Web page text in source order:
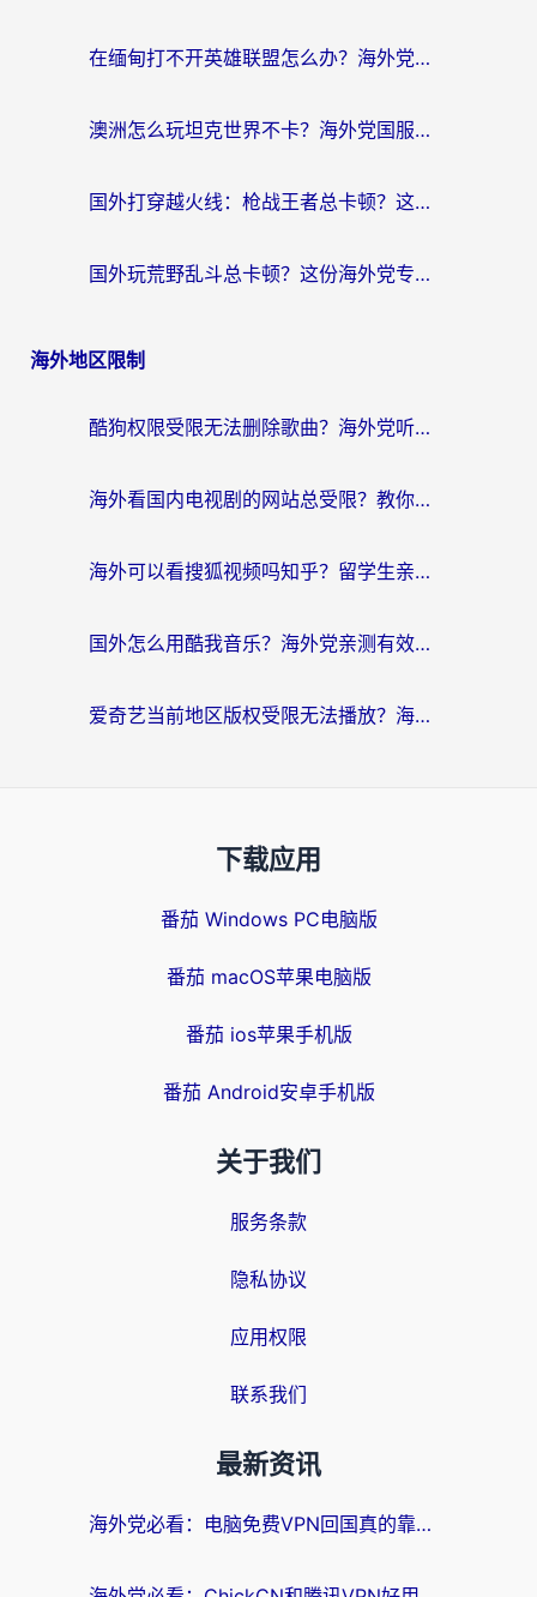
在缅甸打不开英雄联盟怎么办？海外党亲测有效的国服游戏加速指南
澳洲怎么玩坦克世界不卡？海外党国服游戏加速终极指南（附逆战奇妙碰碰车解决方案）
国外打穿越火线：枪战王者总卡顿？这篇加速器推荐下载指南帮你解决延迟难题
国外玩荒野乱斗总卡顿？这份海外党专属的国服游戏加速攻略请收好
海外地区限制
酷狗权限受限无法删除歌曲？海外党听国内音乐的终极解决方案来了
海外看国内电视剧的网站总受限？教你选对回国加速器，轻松追热剧
海外可以看搜狐视频吗知乎？留学生亲测有效的回国加速器选择指南
国外怎么用酷我音乐？海外党亲测有效的回国加速方案，附千千音乐中文歌收听指南
爱奇艺当前地区版权受限无法播放？海外党追剧看电影的终极解决方案来了
下载应用
番茄 Windows PC电脑版
番茄 macOS苹果电脑版
番茄 ios苹果手机版
番茄 Android安卓手机版
关于我们
服务条款
隐私协议
应用权限
联系我们
最新资讯
海外党必看：电脑免费VPN回国真的靠谱吗？附实测对比与最优方案指南